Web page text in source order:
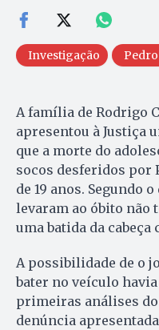
Investigação
A família de Rodrigo
apresentou à Justiça
que a morte do
socos desferidos por
de 19 anos. Segundo
levaram ao óbito não
uma batida da
A possibilidade de o
bater no veículo
primeiras análises do
denúncia